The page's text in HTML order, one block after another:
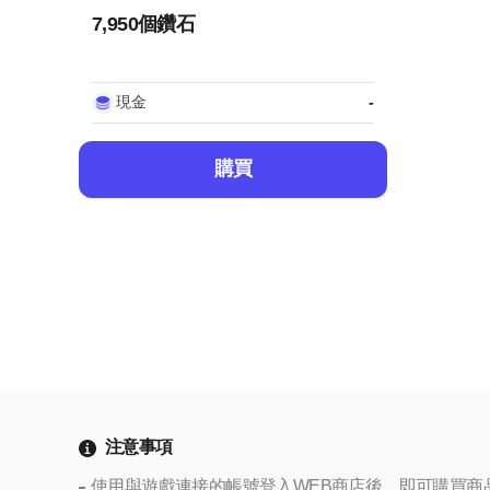
7,950個鑽石
現金 -
購買
注意事項
使用與遊戲連接的帳號登入WEB商店後，即可購買商